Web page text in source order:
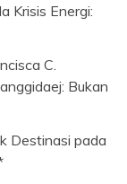
Krisis Energi:
C.
Bukan
Destinasi pada